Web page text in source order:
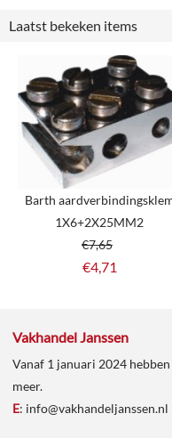
Laatst bekeken items
Barth
1X6+2X25MM2
€7,65
€4,71
Vakhandel Janssen
Vanaf 1 januari 2024
meer.
E: info@vakhandeljanssen.nl